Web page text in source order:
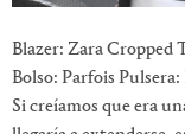
Blazer: Zara Cropped
Bolso: Parfois
Si creíamos que era